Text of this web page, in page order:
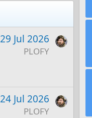
29 Jul 2026
PLOFY
24 Jul 2026
PLOFY